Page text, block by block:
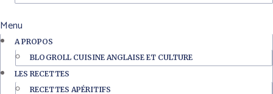
Menu
A PROPOS
BLOGROLL CUISINE ANGLAISE ET CULTURE
LES RECETTES
RECETTES APÉRITIFS